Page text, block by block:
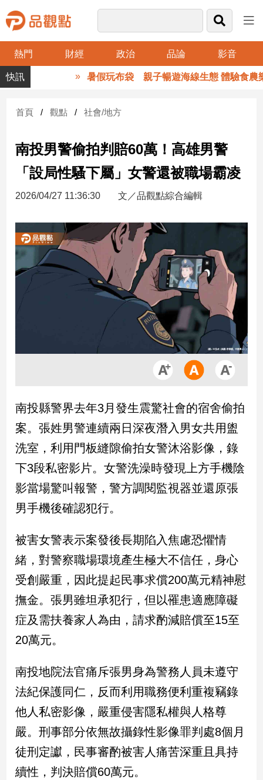
熱門 財經 政治 品論 影音
品
觀
財
台
財
新
產
經/
股
市
產
品
政
治
政
治
焦
品
觀
民
調
國
會
點
觀
兩
岸/
國
際
會/
地
暑假玩布袋 親子暢遊海線生態 體驗食農樂
首頁 觀點 社會/地方
南投男警偷拍判賠60萬！高雄男警
「設局性騷下屬」女警還被職場霸凌
2026/04/27 11:36:30 文／品觀點綜合編輯
南投縣警界去年3月發生震驚社會的宿舍偷拍
案。張姓男警連續兩日深夜潛入男女共用盥
洗室，利用門板縫隙偷拍女警沐浴影像，錄
下3段私密影片。女警洗澡時發現上方手機陰
影當場驚叫報警，警方調閱監視器並還原張
男手機後確認犯行。
被害女警表示案發後長期陷入焦慮恐懼情
緒，對警察職場環境產生極大不信任，身心
受創嚴重，因此提起民事求償200萬元精神慰
撫金。張男雖坦承犯行，但以罹患適應障礙
症及需扶養家人為由，請求酌減賠償至15至
20萬元。
南投地院法官痛斥張男身為警務人員未遵守
法紀保護同仁，反而利用職務便利重複竊錄
他人私密影像，嚴重侵害隱私權與人格尊
嚴。刑事部分依無故攝錄性影像罪判處8個月
徒刑定讞，民事審酌被害人痛苦深重且具持
續性，判決賠償60萬元。